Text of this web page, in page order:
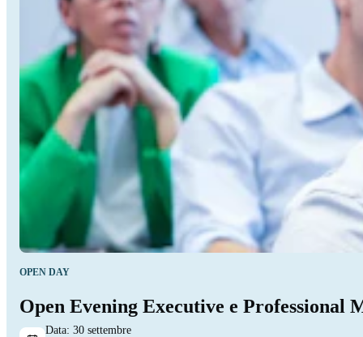
OPEN DAY
Open Evening Executive e Professional
Data: 30 settembre